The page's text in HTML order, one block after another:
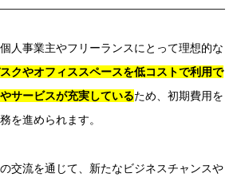
人事業主やフリーランスにとって理想的な
クやオフィススペースを低コストで利用で
サービスが充実しているため、初期費用を
を進められます。
交流を通じて、新たなビジネスチャンスや